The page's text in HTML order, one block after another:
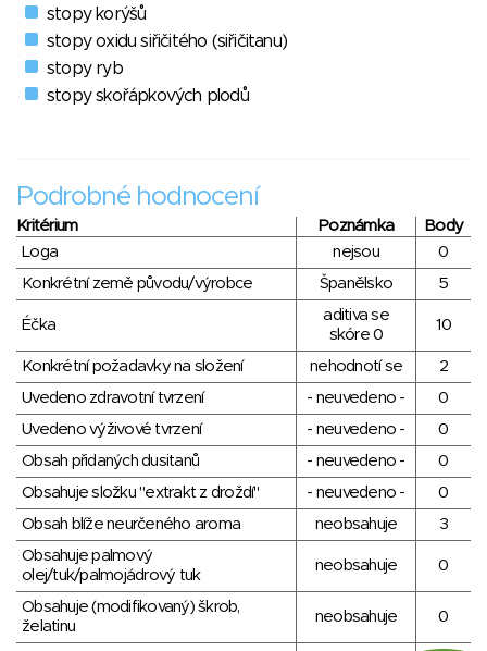
stopy korýšů
stopy oxidu siřičitého (siřičitanu)
stopy ryb
stopy skořápkových plodů
Podrobné hodnocení
Kritérium Poznámka
Body
Loga
nejsou
0
Konkrétní země původu/výrobce
Španělsko 5
Éčka
aditiva se
skóre 0
10
Konkrétní požadavky na složení nehodnotí se
2
Uvedeno zdravotní tvrzení
- neuvedeno -
0
Uvedeno výživové tvrzení
- neuvedeno -
0
Obsah přidaných dusitanů
- neuvedeno -
0
Obsahuje složku "extrakt z droždí"
- neuvedeno -
0
Obsah blíže neurčeného aroma
neobsahuje
3
Obsahuje palmový
olej/tuk/palmojádrový tuk
neobsahuje 0
Obsahuje (modifikovaný) škrob,
želatinu
neobsahuje 0